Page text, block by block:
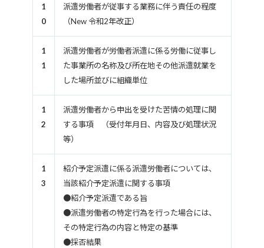
1
0
派遣労働者が従事する業務に伴う責任の程度
（New 令和2年改正）
1
1
派遣労働者が労働者派遣に係る労働に従事し
た事業所の名称及び所在地その他派遣就業を
した場所並びに組織単位
1
2
派遣労働者から申出を受けた苦情の処理に関
する事項 （受付年月日、内容及び処理状況
等）
1
3
紹介予定派遣に係る派遣労働者については、
当該紹介予定派遣に関する事項
●紹介予定派遣である旨
●派遣労働者の特定行為を行った場合には、
その特定行為の内容と特定の基準
●採否結果